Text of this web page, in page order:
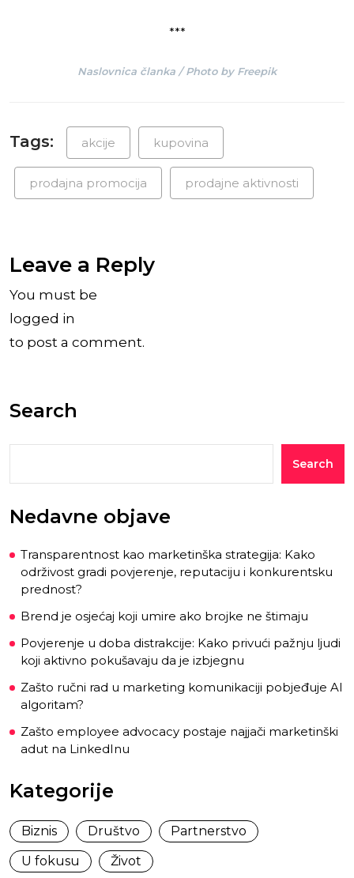
***
Naslovnica članka / Photo by Freepik
Tags: akcije kupovina
prodajna promocija prodajne aktivnosti
Leave a Reply
You must be
logged in
to post a comment.
Search
Search
Nedavne objave
Transparentnost kao marketinška strategija: Kako
održivost gradi povjerenje, reputaciju i konkurentsku
prednost?
Brend je osjećaj koji umire ako brojke ne štimaju
Povjerenje u doba distrakcije: Kako privući pažnju ljudi
koji aktivno pokušavaju da je izbjegnu
Zašto ručni rad u marketing komunikaciji pobjeđuje AI
algoritam?
Zašto employee advocacy postaje najjači marketinški
adut na LinkedInu
Kategorije
Biznis Društvo
Partnerstvo
U fokusu
Život